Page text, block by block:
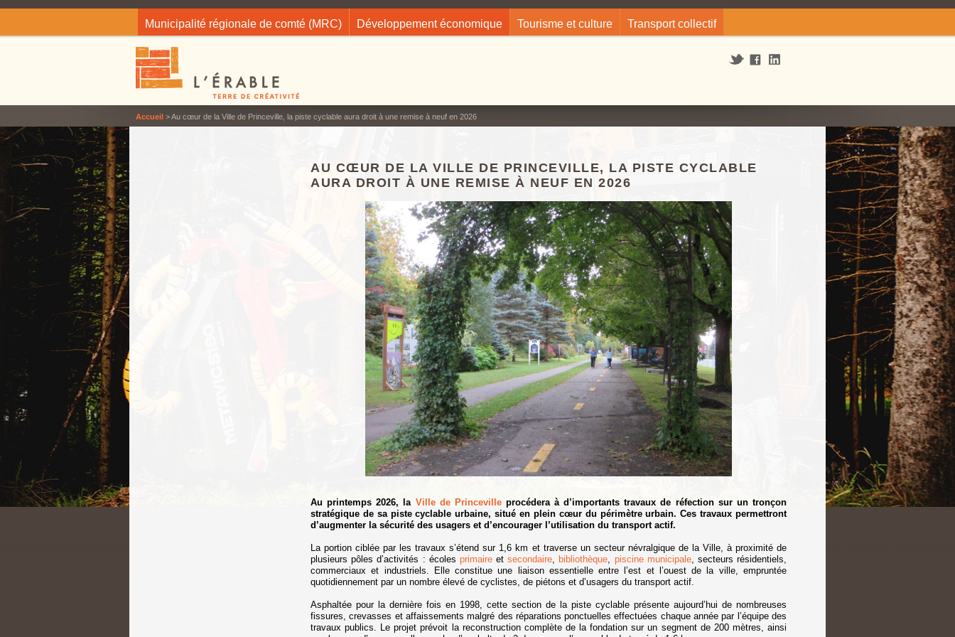
Municipalité régionale de comté (MRC) Développement économique Tourisme et culture Transport collectif
Accueil> Au cœur de la Ville de Princeville, la piste cyclable aura droit à une remise à neuf en 2026
AU CŒUR DE LA VILLE DE PRINCEVILLE, LA PISTE CYCLABLE
AURA DROIT À UNE REMISE À NEUF EN 2026
Au printemps 2026, la Ville de Princevilleprocédera à d’importants travaux de réfection sur un tronçon
stratégique de sa piste cyclable urbaine, situé en plein cœur du périmètre urbain. Ces travaux permettront
d’augmenter la sécurité des usagers et d’encourager l’utilisation du transport actif.
La portion ciblée par les travaux s’étend sur 1,6 km et traverse un secteur névralgique de la Ville, à proximité de
plusieurs pôles d’activités : écoles primaireetsecondaire, bibliothèque, piscine municipale, secteurs résidentiels,
commerciaux et industriels. Elle constitue une liaison essentielle entre l’est et l’ouest de la ville, empruntée
quotidiennement par un nombre élevé de cyclistes, de piétons et d’usagers du transport actif.
Asphaltée pour la dernière fois en 1998, cette section de la piste cyclable présente aujourd’hui de nombreuses
fissures, crevasses et affaissements malgré des réparations ponctuelles effectuées chaque année par l’équipe des
travaux publics. Le projet prévoit la reconstruction complète de la fondation sur un segment de 200 mètres, ainsi